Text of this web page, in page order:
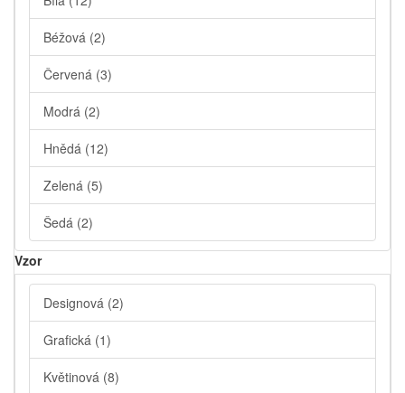
Béžová (2)
Červená (3)
Modrá (2)
Hnědá (12)
Zelená (5)
Šedá (2)
Vzor
Designová (2)
Grafická (1)
Květinová (8)